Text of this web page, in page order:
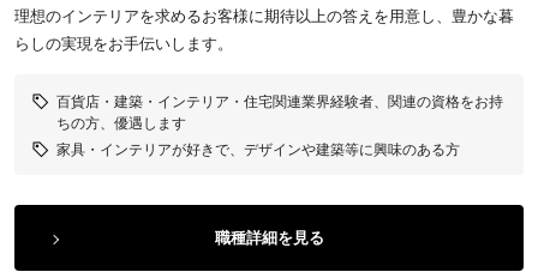
理想のインテリアを求めるお客様に期待以上の答えを用意し、豊かな暮
らしの実現をお手伝いします。
百貨店・建築・インテリア・住宅関連業界経験者、関連の資格をお持
ちの方、優遇します
家具・インテリアが好きで、デザインや建築等に興味のある方
職種詳細を見る